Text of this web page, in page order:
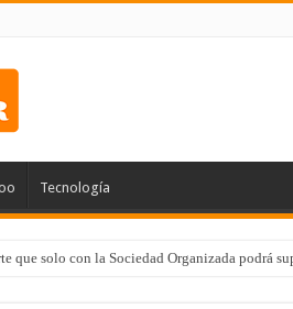
Tecnología
que solo con la Sociedad Organizada podrá